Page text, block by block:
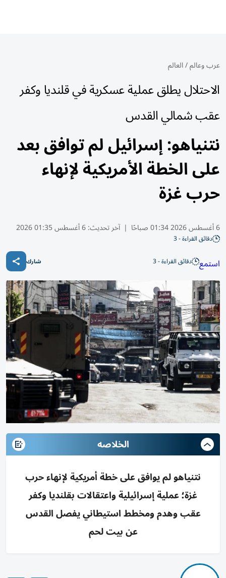
عرب وعالم/العالم
الاحتلال يطلق عملية عسكرية في قلنديا وكفر
عقب شمالي القدس
نتنياهو: إسرائيل لم توافق بعد
على الخطة الأمريكية لإنهاء
حرب غزة
6 أغسطس 2026 01:34 صباحًا | آخر تحديث:6 أغسطس 01:35 2026
دقائق القراءة - 3
استمع دقائق القراءة - 3 شارك
الخلاصه
نتنياهو لم يوافق على خطة أمريكية لإنهاء حرب
غزة؛ عملية إسرائيلية واعتقالات بقلنديا وكفر
عقب وهدم ومخطط استيطاني يفصل القدس
عن بيت لحم